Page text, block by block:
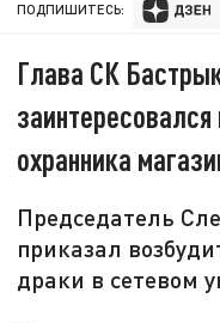
ПОДПИШИТЕСЬ:
Глава СК
охранника
Председатель
приказал
драки в сетевом